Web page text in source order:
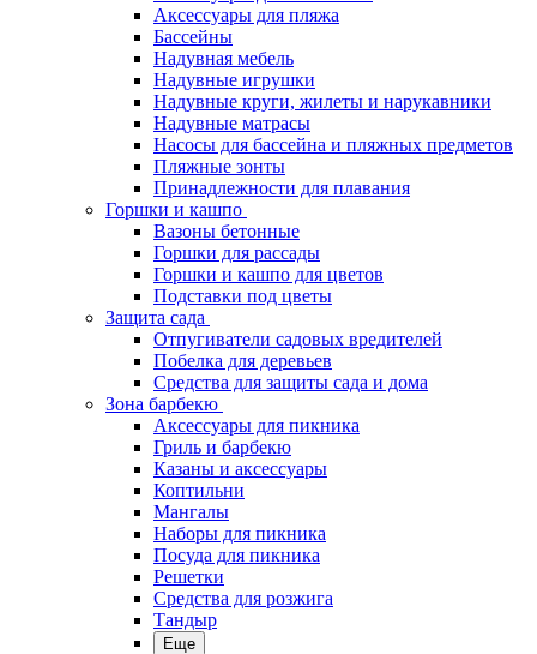
Аксессуары для пляжа
Бассейны
Надувная мебель
Надувные игрушки
Надувные круги, жилеты и нарукавники
Надувные матрасы
Насосы для бассейна и пляжных предметов
Пляжные зонты
Принадлежности для плавания
Горшки и кашпо
Вазоны бетонные
Горшки для рассады
Горшки и кашпо для цветов
Подставки под цветы
Защита сада
Отпугиватели садовых вредителей
Побелка для деревьев
Средства для защиты сада и дома
Зона барбекю
Аксессуары для пикника
Гриль и барбекю
Казаны и аксессуары
Коптильни
Мангалы
Наборы для пикника
Посуда для пикника
Решетки
Средства для розжига
Тандыр
Еще